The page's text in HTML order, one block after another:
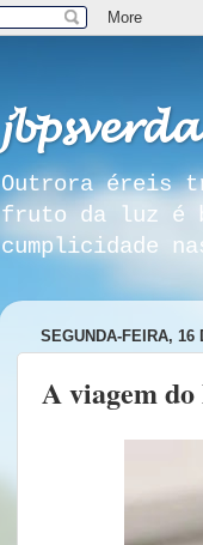
Outrora éreis
fruto da luz é
cumplicidade
SEGUNDA-FEIRA, 16
A viagem